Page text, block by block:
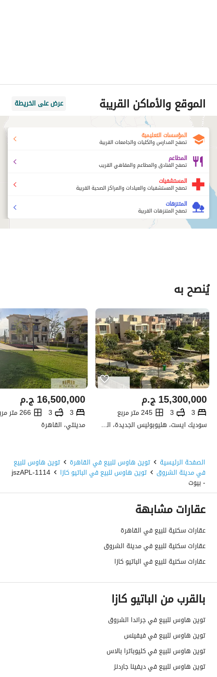
الموقع والأماكن القريبة عرض على الخريطة
المؤسسات التعليمية
تصفح المدارس والكليات والجامعات القريبة
المطاعم
تصفح الفنادق والمطاعم والمقاهي القريب
المستشفيات
تصفح المستشفيات والعيادات والمراكز الصحية القريبة
المتنزهات
تصفح المتنزهات القريبة
يُنصح به
ج.م15,300,000
3
3
245 متر مربع
سوديك ايست، هليوبوليس الجديدة، القاهرة
ج.م16,500,000
3
3
266 متر مربع
مدينتي، القاهرة
الصفحة الرئيسية توين هاوس للبيع في القاهرة توين هاوس للبيع
في مدينة الشروق توين هاوس للبيع في الباتيو كازا 1114-jszAPL
- بيوت
عقارات مشابهة
عقارات سكنية للبيع في القاهرة
عقارات سكنية للبيع في مدينة الشروق
عقارات سكنية للبيع في الباتيو كازا
بالقرب من الباتيو كازا
توين هاوس للبيع في جراندا الشروق
توين هاوس للبيع في فيفينس
توين هاوس للبيع في كليوباترا بالاس
توين هاوس للبيع في ديفينا جاردنز